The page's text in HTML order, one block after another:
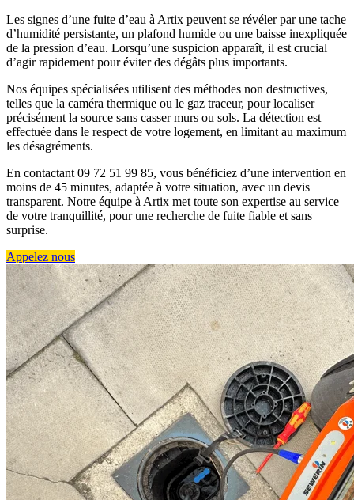
Les signes d’une fuite d’eau à Artix peuvent se révéler par une tache
d’humidité persistante, un plafond humide ou une baisse inexpliquée
de la pression d’eau. Lorsqu’une suspicion apparaît, il est crucial
d’agir rapidement pour éviter des dégâts plus importants.
Nos équipes spécialisées utilisent des méthodes non destructives,
telles que la caméra thermique ou le gaz traceur, pour localiser
précisément la source sans casser murs ou sols. La détection est
effectuée dans le respect de votre logement, en limitant au maximum
les désagréments.
En contactant 09 72 51 99 85, vous bénéficiez d’une intervention en
moins de 45 minutes, adaptée à votre situation, avec un devis
transparent. Notre équipe à Artix met toute son expertise au service
de votre tranquillité, pour une recherche de fuite fiable et sans
surprise.
Appelez nous